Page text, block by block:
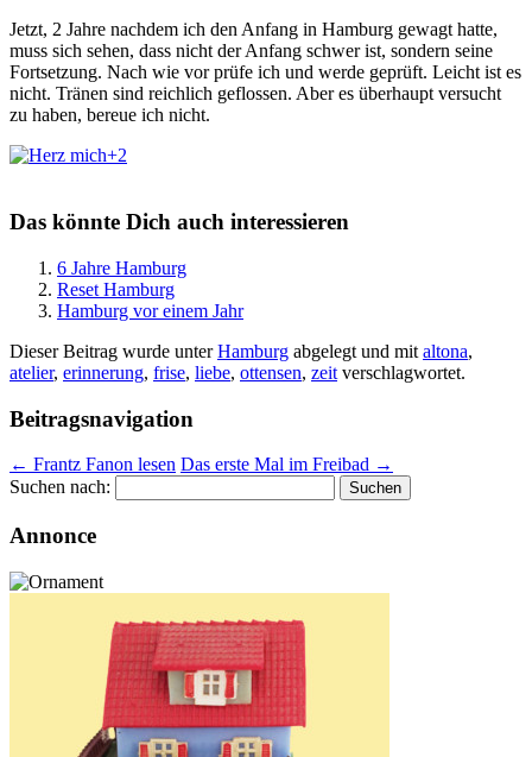
Jetzt, 2 Jahre nachdem ich den Anfang in Hamburg gewagt hatte,
muss sich sehen, dass nicht der Anfang schwer ist, sondern seine
Fortsetzung. Nach wie vor prüfe ich und werde geprüft. Leicht ist es
nicht. Tränen sind reichlich geflossen. Aber es überhaupt versucht
zu haben, bereue ich nicht.
+2
Das könnte Dich auch interessieren
6 Jahre Hamburg
Reset Hamburg
Hamburg vor einem Jahr
Dieser Beitrag wurde unterHamburg abgelegt und mit altona,
atelier, erinnerung, frise, liebe, ottensen, zeit verschlagwortet.
Beitragsnavigation
← Frantz Fanon lesen Das erste Mal im Freibad →
Suchen nach:
Annonce